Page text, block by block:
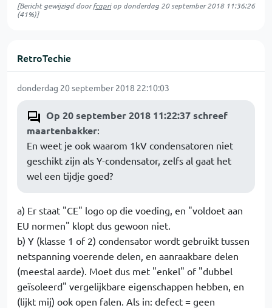
[Bericht gewijzigd doorfcapriop donderdag 20 september 2018 11:36:26
(41%)]
RetroTechie
donderdag 20 september 2018 22:10:03
Op 20 september 2018 11:22:37 schreef
maartenbakker:
En weet je ook waarom 1kV condensatoren niet
geschikt zijn als Y-condensator, zelfs al gaat het
wel een tijdje goed?
a) Er staat "CE" logo op die voeding, en "voldoet aan
EU normen" klopt dus gewoon niet.
b) Y (klasse 1 of 2) condensator wordt gebruikt tussen
netspanning voerende delen, en aanraakbare delen
(meestal aarde). Moet dus met "enkel" of "dubbel
geïsoleerd" vergelijkbare eigenschappen hebben, en
(lijkt mij) ook open falen. Als in: defect = geen